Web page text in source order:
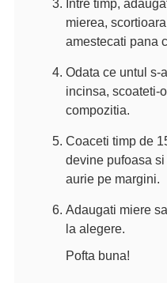
Intre timp,
mierea,
amestecati pana
Odata ce untul s-
incinsa, scoateti-
compozitia.
Coaceti timp de
devine pufoasa
aurie pe margini.
Adaugati miere
la alegere.
Pofta buna!